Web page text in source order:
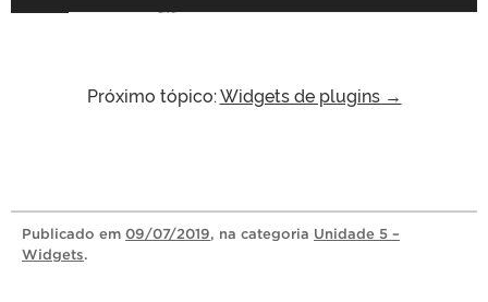
Próximo tópico:Widgets de plugins →
Publicado em 09/07/2019, na categoria Unidade 5 –
Widgets.